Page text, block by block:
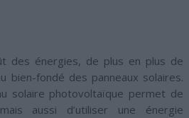
des énergies, de plus en plus de
bien-fondé des panneaux solaires.
solaire photovoltaïque permet de
aussi d’utiliser une énergie